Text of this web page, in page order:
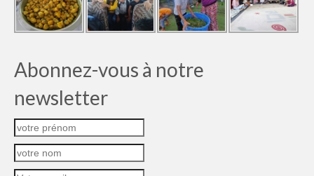
Abonnez-vous à notre
newsletter